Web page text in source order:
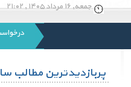
جمعه, ۱۶ مرداد ۱۴۰۵ , ۲۱:۰۲
پربازدیدترین مطالب